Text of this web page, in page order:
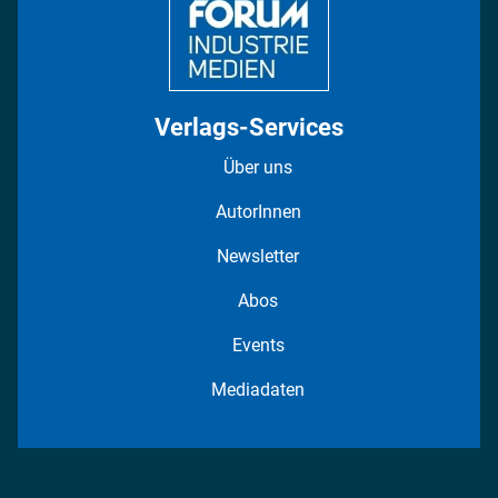
Verlags-Services
Über uns
AutorInnen
Newsletter
Abos
Events
Mediadaten